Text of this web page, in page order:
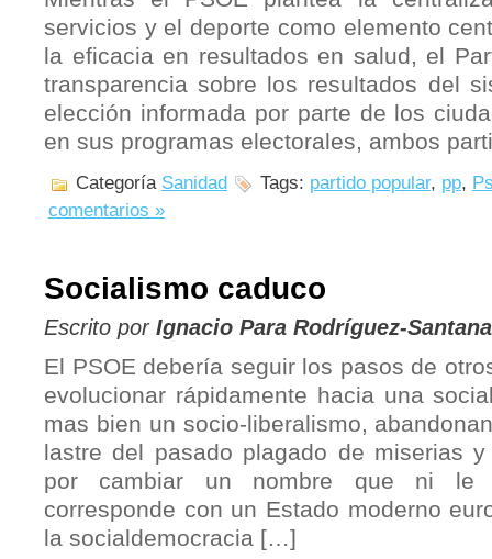
servicios y el deporte como elemento
la eficacia en resultados en salud, el
transparencia sobre los resultados del
elección informada por parte de los
en sus programas electorales, ambos
Categoría Sanidad Tags: partido popular, pp,
comentarios »
Socialismo caduco
Escrito por Ignacio Para Rodríguez-Santana
El PSOE debería seguir los pasos de
evolucionar rápidamente hacia una
mas bien un socio-liberalismo,
lastre del pasado plagado de miserias
por cambiar un nombre que ni le
corresponde con un Estado moderno
la socialdemocracia […]